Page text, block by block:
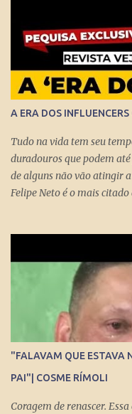
A ERA DOS
Tudo na vida tem seu
duradouros que podem
de alguns não vão atingir
Felipe Neto é o mais
imediatamente, mas com
logo logo. A Rede
cidadão tenha seus
uma rádio online, blog ou
levem qualquer
milhões de pessoas no
Internet consegue
em celebridades e até criar
"FALAVAM QUE ESTAVA
PAI"| COSME RÍMOLI
Coragem de renascer.